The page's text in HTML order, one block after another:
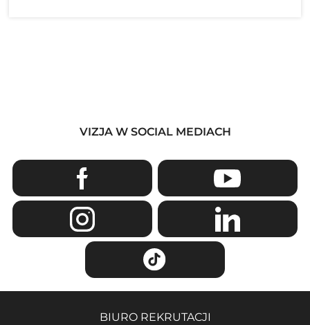
VIZJA W SOCIAL MEDIACH
BIURO REKRUTACJI